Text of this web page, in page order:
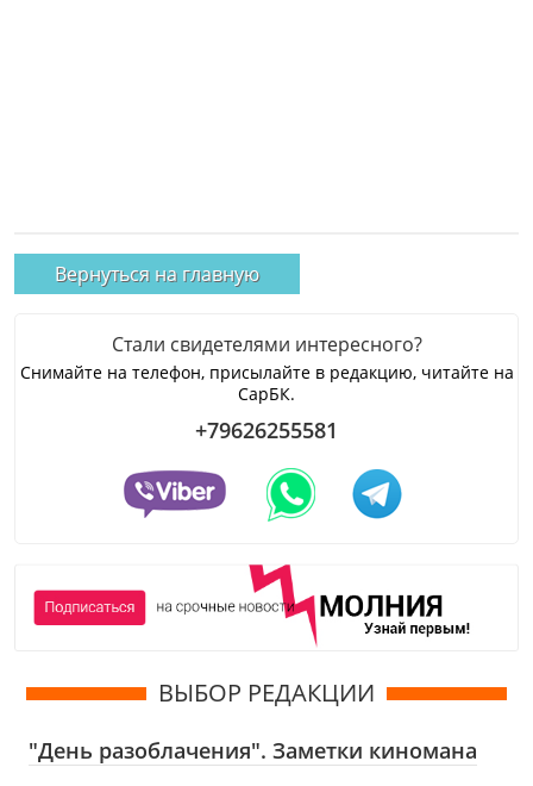
Вернуться на главную
Стали свидетелями интересного?
Снимайте на телефон, присылайте в редакцию, читайте на
СарБК.
+79626255581
ВЫБОР РЕДАКЦИИ
"День разоблачения". Заметки киномана